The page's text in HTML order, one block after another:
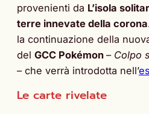
provenienti da L’isola
terre innevate della corona
la continuazione della
del GCC Pokémon –Colpo
– che verrà introdotta nell’
Le carte rivelate